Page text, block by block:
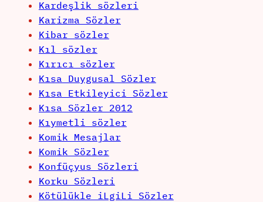
Kardeşlik sözleri
Karizma Sözler
Kibar sözler
Kıl sözler
Kırıcı sözler
Kısa Duygusal Sözler
Kısa Etkileyici Sözler
Kısa Sözler 2012
Kıymetli sözler
Komik Mesajlar
Komik Sözler
Konfüçyus Sözleri
Korku Sözleri
Kötülükle iLgiLi Sözler